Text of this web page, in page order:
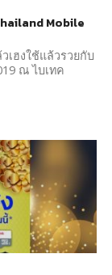
Mobile
ฮงใช้แล้วรวยกับ
ณ ไบเทค